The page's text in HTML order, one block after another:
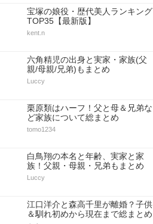
宝塚の娘役・歴代美人ランキング
TOP35【最新版】
kent.n
六角精児の出身と実家・家族(父
親/母親/兄弟)もまとめ
Luccy
栗原類はハーフ！父と母＆兄弟な
ど家族について総まとめ
tomo1234
白鳥翔の本名と年齢、実家と家
族！父親・母親・兄弟もまとめ
Luccy
江口洋介と森高千里が離婚？子供
＆馴れ初めから現在まで総まとめ